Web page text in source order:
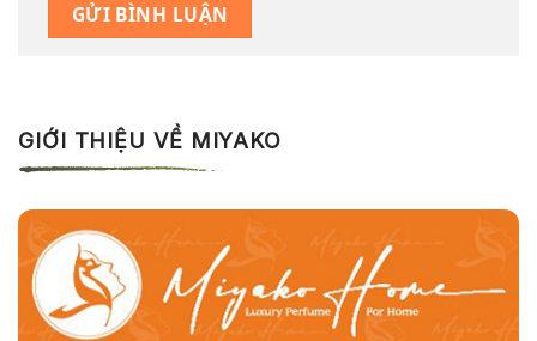
GIỚI THIỆU VỀ MIYAKO